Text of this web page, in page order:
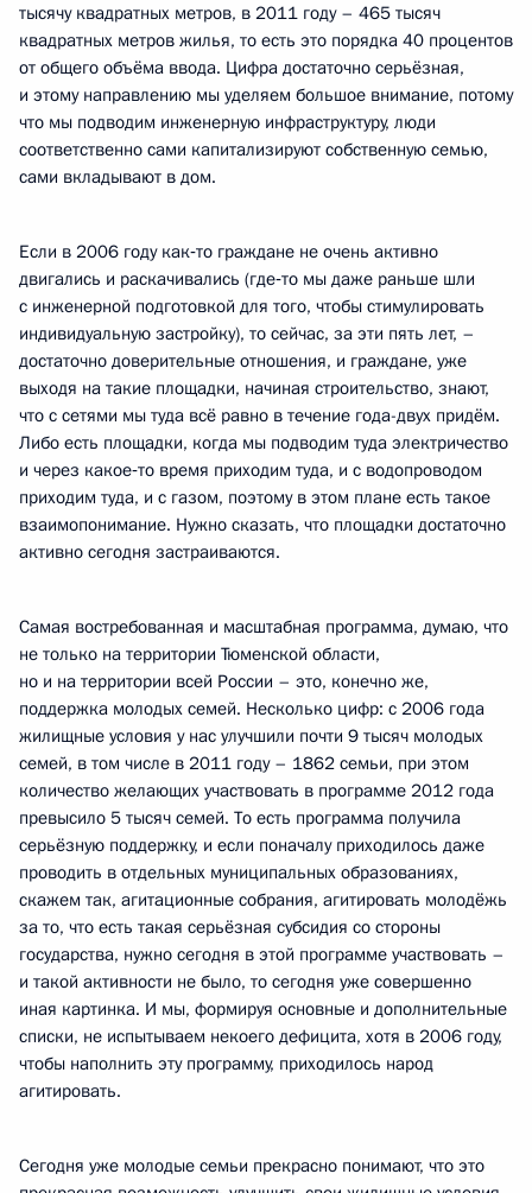
тысячу квадратных метров, в 2011 году – 465 тысяч
квадратных метров жилья, то есть это порядка 40 процентов
от общего объёма ввода. Цифра достаточно серьёзная,
и этому направлению мы уделяем большое внимание, потому
что мы подводим инженерную инфраструктуру, люди
соответственно сами капитализируют собственную семью,
сами вкладывают в дом.
Если в 2006 году как‑то граждане не очень активно
двигались и раскачивались (где‑то мы даже раньше шли
с инженерной подготовкой для того, чтобы стимулировать
индивидуальную застройку), то сейчас, за эти пять лет, –
достаточно доверительные отношения, и граждане, уже
выходя на такие площадки, начиная строительство, знают,
что с сетями мы туда всё равно в течение года-двух придём.
Либо есть площадки, когда мы подводим туда электричество
и через какое‑то время приходим туда, и с водопроводом
приходим туда, и с газом, поэтому в этом плане есть такое
взаимопонимание. Нужно сказать, что площадки достаточно
активно сегодня застраиваются.
Самая востребованная и масштабная программа, думаю, что
не только на территории Тюменской области,
но и на территории всей России – это, конечно же,
поддержка молодых семей. Несколько цифр: с 2006 года
жилищные условия у нас улучшили почти 9 тысяч молодых
семей, в том числе в 2011 году – 1862 семьи, при этом
количество желающих участвовать в программе 2012 года
превысило 5 тысяч семей. То есть программа получила
серьёзную поддержку, и если поначалу приходилось даже
проводить в отдельных муниципальных образованиях,
скажем так, агитационные собрания, агитировать молодёжь
за то, что есть такая серьёзная субсидия со стороны
государства, нужно сегодня в этой программе участвовать –
и такой активности не было, то сегодня уже совершенно
иная картинка. И мы, формируя основные и дополнительные
списки, не испытываем некоего дефицита, хотя в 2006 году,
чтобы наполнить эту программу, приходилось народ
агитировать.
Сегодня уже молодые семьи прекрасно понимают, что это